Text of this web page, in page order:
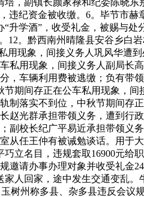
纪资金被收缴。6。毕节市
学酒”，收受礼金，被赐与
。黔西南州晴隆县安谷乡白
现象，间接义务人巩风华遭
私用现象，间接义务人副局长
，车辆利用费被逃缴；负有带
期间存正在公车私用现象，
制落实不到位，中秋节期间存
光群承担带领义务，遭到行
副校长纪广平易近承担带领义
从任王仲有被诫勉谈话。用于
立名目，违规套取16900元给
请办事办理对象并收受礼金
人回家，途中发生交通变乱
树州称多县、杂多县违反会议